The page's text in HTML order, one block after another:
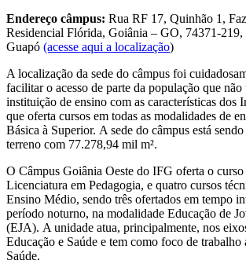
Endereço câmpus: Rua RF 17, Quinhão 1,
Residencial Flórida, Goiânia – GO, 74371-219,
Guapó (acesse aqui a localização)
A localização da sede do câmpus foi
facilitar o acesso de parte da população que não
instituição de ensino com as características dos
que oferta cursos em todas as modalidades de
Básica à Superior. A sede do câmpus está
terreno com 77.278,94 mil m².
O Câmpus Goiânia Oeste do IFG oferta o
Licenciatura em Pedagogia, e quatro cursos
Ensino Médio, sendo três ofertados em tempo
período noturno, na modalidade Educação de
(EJA). A unidade atua, principalmente, nos
Educação e Saúde e tem como foco de trabalho
Saúde.